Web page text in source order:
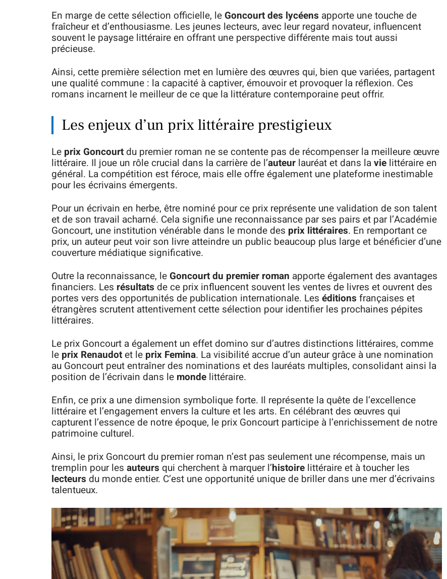
En marge de cette sélection officielle, leGoncourt des lycéens apporte une touche de
fraîcheur et d’enthousiasme. Les jeunes lecteurs, avec leur regard novateur, influencent
souvent le paysage littéraire en offrant une perspective différente mais tout aussi
précieuse.
Ainsi, cette première sélection met en lumière des œuvres qui, bien que variées, partagent
une qualité commune : la capacité à captiver, émouvoir et provoquer la réflexion. Ces
romans incarnent le meilleur de ce que la littérature contemporaine peut offrir.
Les enjeux d’un prix littéraire prestigieux
Le prix Goncourt du premier roman ne se contente pas de récompenser la meilleure œuvre
littéraire. Il joue un rôle crucial dans la carrière de l’auteur lauréat et dans lavie littéraire en
général. La compétition est féroce, mais elle offre également une plateforme inestimable
pour les écrivains émergents.
Pour un écrivain en herbe, être nominé pour ce prix représente une validation de son talent
et de son travail acharné. Cela signifie une reconnaissance par ses pairs et par l’Académie
Goncourt, une institution vénérable dans le monde des prix littéraires. En remportant ce
prix, un auteur peut voir son livre atteindre un public beaucoup plus large et bénéficier d’une
couverture médiatique significative.
Outre la reconnaissance, leGoncourt du premier roman apporte également des avantages
financiers. Les résultats de ce prix influencent souvent les ventes de livres et ouvrent des
portes vers des opportunités de publication internationale. Les éditions françaises et
étrangères scrutent attentivement cette sélection pour identifier les prochaines pépites
littéraires.
Le prix Goncourt a également un effet domino sur d’autres distinctions littéraires, comme
le prix Renaudotet le prix Femina. La visibilité accrue d’un auteur grâce à une nomination
au Goncourt peut entraîner des nominations et des lauréats multiples, consolidant ainsi la
position de l’écrivain dans le monde littéraire.
Enfin, ce prix a une dimension symbolique forte. Il représente la quête de l’excellence
littéraire et l’engagement envers la culture et les arts. En célébrant des œuvres qui
capturent l’essence de notre époque, le prix Goncourt participe à l’enrichissement de notre
patrimoine culturel.
Ainsi, le prix Goncourt du premier roman n’est pas seulement une récompense, mais un
tremplin pour les auteurs qui cherchent à marquer l’histoire littéraire et à toucher les
lecteurs du monde entier. C’est une opportunité unique de briller dans une mer d’écrivains
talentueux.